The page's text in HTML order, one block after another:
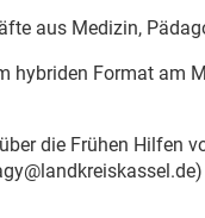
aus Medizin,
hybriden Format am
die Frühen Hilfen